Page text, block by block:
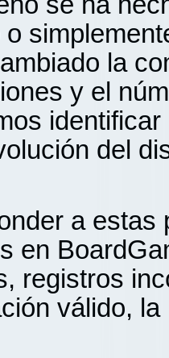
la
y el
del
a estas
en
registros
válido,